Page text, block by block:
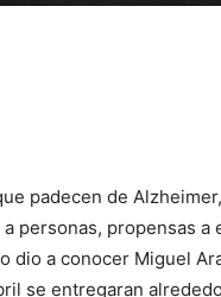
padecen de
personas, propensas a
dio a conocer Miguel
se entregaran